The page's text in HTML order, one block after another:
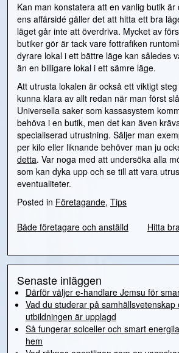
Kan man konstatera att en vanlig butik
ens affärsidé gäller det att hitta ett bra
läget går inte att överdriva. Mycket av
butiker gör är tack vare fottrafiken
dyrare lokal i ett bättre läge kan således
än en billigare lokal i ett sämre läge.
Att utrusta lokalen är också ett viktigt
kunna klara av allt redan när man först
Universella saker som kassasystem
behöva i en butik, men det kan även
specialiserad utrustning. Säljer man
per kilo eller liknande behöver man ju
detta. Var noga med att undersöka alla
som kan dyka upp och se till att vara
eventualiteter.
Posted in Företagande, Tips
Både företagare och anställd Hitta
Senaste inläggen
Därför väljer e-handlare Jemsu för
Vad du studerar på samhällsvetenskap
utbildningen är upplagd
Så fungerar solceller och smart
hem